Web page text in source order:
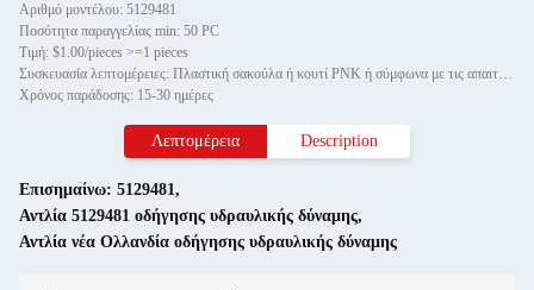
Αριθμό μοντέλου: 5129481
Ποσότητα παραγγελίας min: 50 PC
Τιμή: $1.00/pieces >=1 pieces
Συσκευασία λεπτομέρειες: Πλαστική σακούλα ή κουτί PNK ή σύμφωνα με τις απαιτήσεις σας.
Χρόνος παράδοσης: 15-30 ημέρες
Λεπτομέρεια Description
Επισημαίνω: 5129481,
Αντλία 5129481 οδήγησης υδραυλικής δύναμης,
Αντλία νέα Ολλανδία οδήγησης υδραυλικής δύναμης